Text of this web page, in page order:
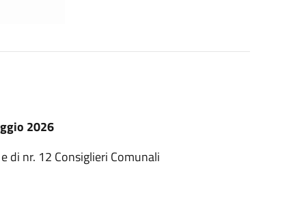
2026
di nr. 12 Consiglieri Comunali